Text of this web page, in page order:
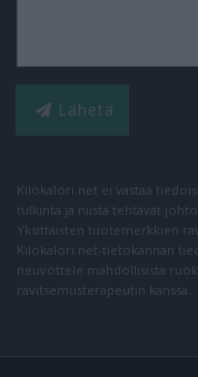
Lähetä
Kilokalori.net ei vastaa
tulkinta ja niistä tehtävät
Yksittäisten tuotemerkkien
Kilokalori.net-tietokannan
neuvottele mahdollisista
ravitsemusterapeutin kanssa.